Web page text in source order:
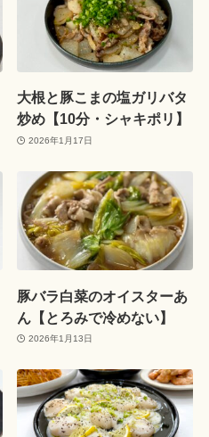
大根と豚こまの塩ガリバタ
炒め【10分・シャキポリ】
2026年1月17日
豚バラ白菜のオイスターあ
ん【とろみで冷めない】
2026年1月13日